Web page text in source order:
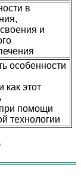
в
и
особенности
как этот
помощи
технологии